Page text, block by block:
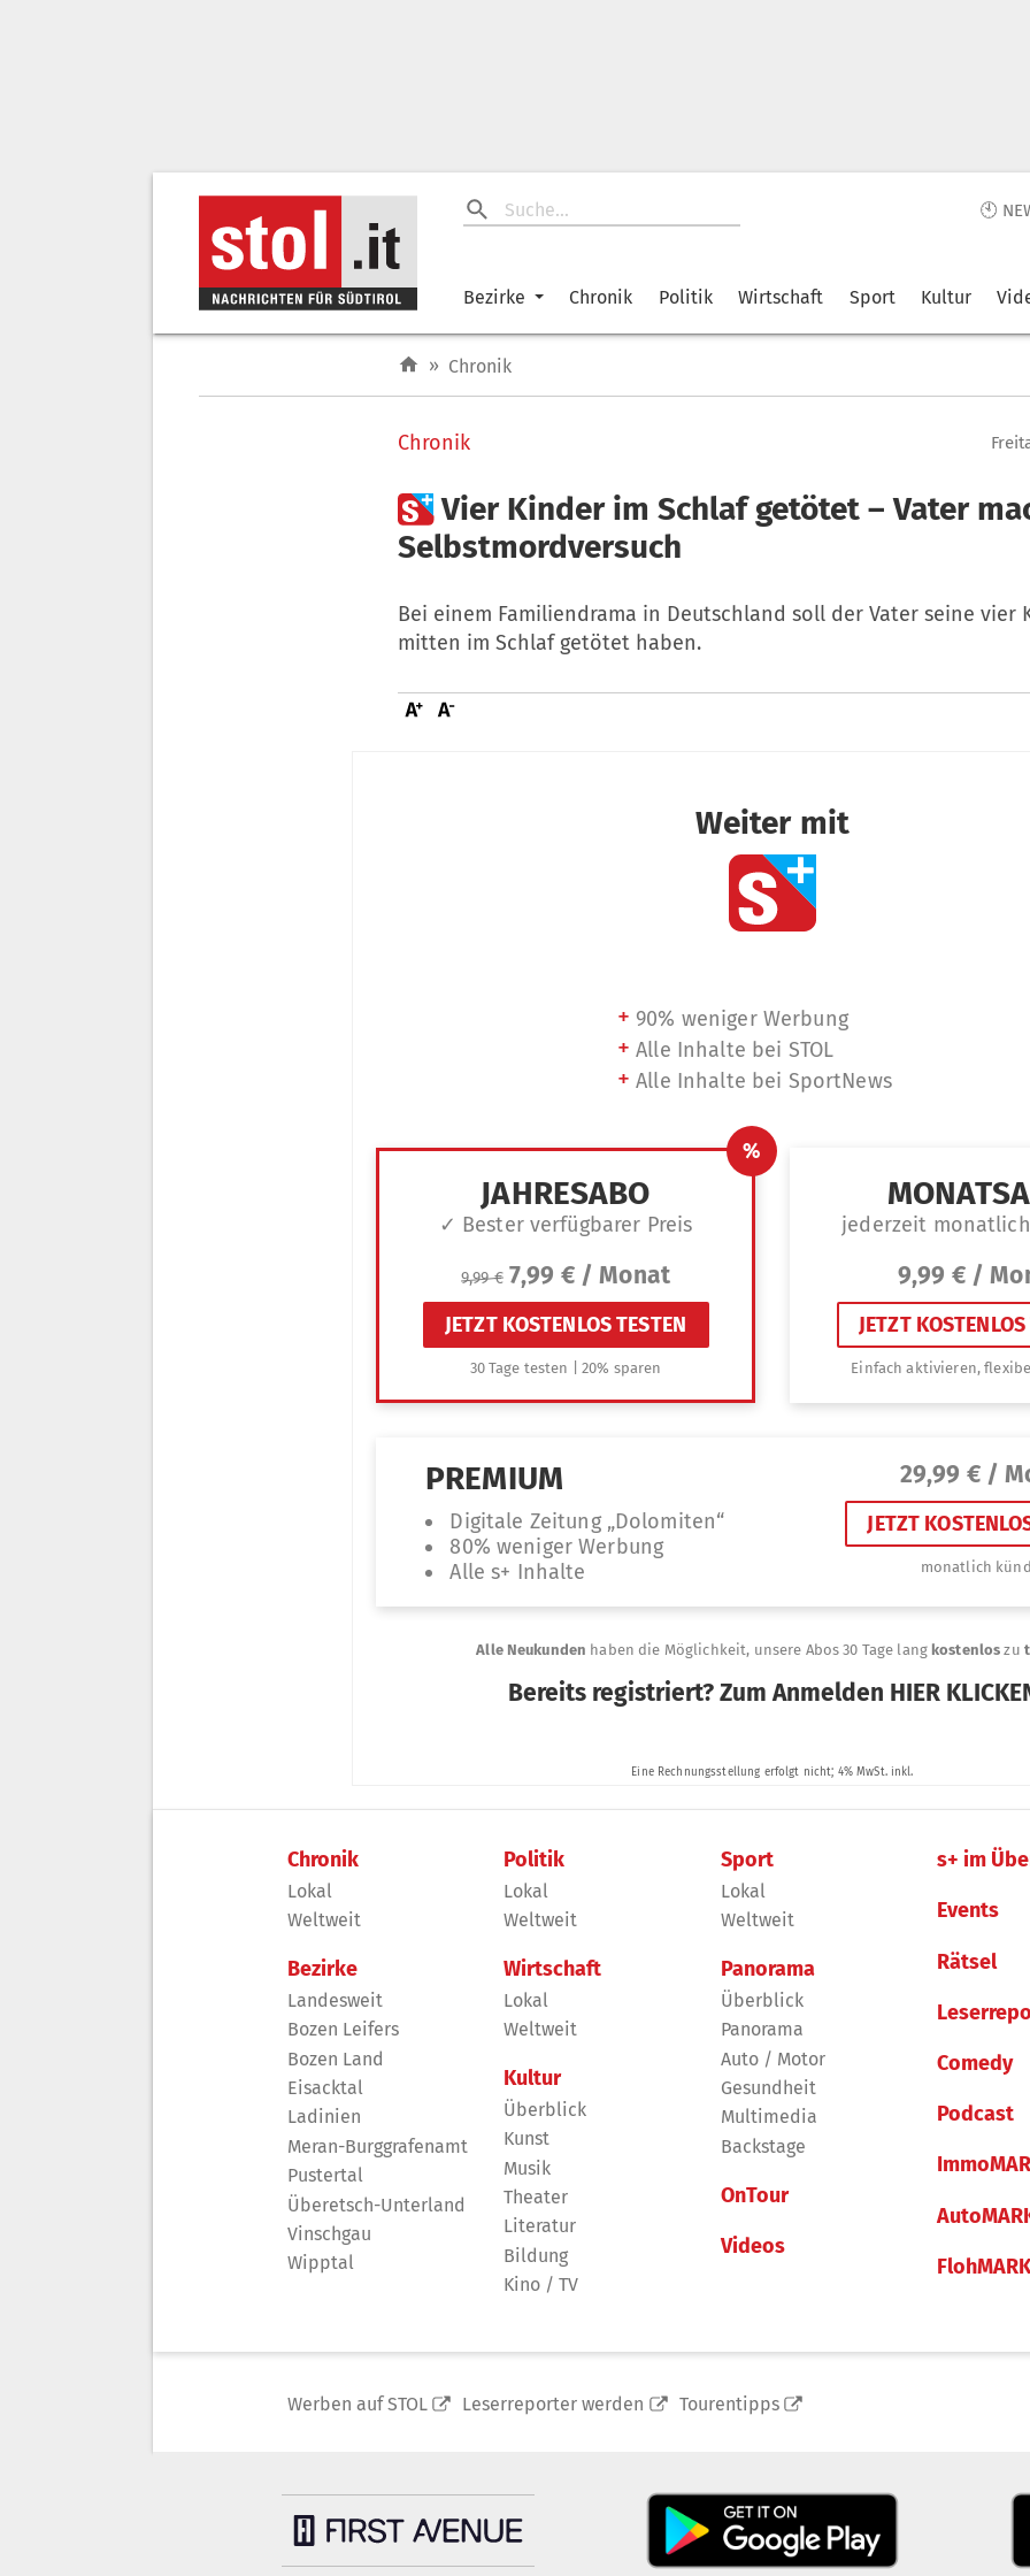
🕙
Bezirke Chronik Politik Wirtschaft Sport Kultur
» Chronik
Chronik
Vier Kinder im Schlaf getötet – Vater
Selbstmordversuch
Bei einem Familiendrama in Deutschland soll der Vater seine vier
mitten im Schlaf getötet haben.
Chronik
Lokal
Weltweit
Bezirke
Landesweit
Bozen Leifers
Bozen Land
Eisacktal
Ladinien
Meran-Burggrafenamt
Pustertal
Überetsch-Unterland
Vinschgau
Wipptal
Politik
Lokal
Weltweit
Wirtschaft
Lokal
Weltweit
Kultur
Überblick
Kunst
Musik
Theater
Literatur
Bildung
Kino / TV
Sport
Lokal
Weltweit
Panorama
Überblick
Panorama
Auto / Motor
Gesundheit
Multimedia
Backstage
OnTour
Videos
s+ im
Events
Rätsel
Comedy
Podcast
Werben auf STOL Leserreporter werden Tourentipps